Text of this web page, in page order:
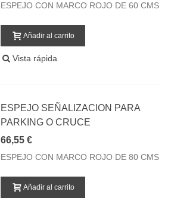
ESPEJO CON MARCO ROJO DE 60 CMS
Añadir al carrito
Vista rápida
ESPEJO SEÑALIZACION PARA
PARKING O CRUCE
66,55 €
ESPEJO CON MARCO ROJO DE 80 CMS
Añadir al carrito